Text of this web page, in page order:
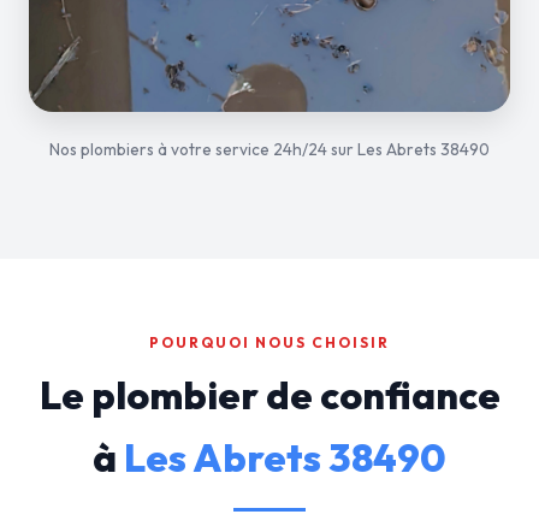
Nos plombiers à votre service 24h/24 sur Les Abrets 38490
POURQUOI NOUS CHOISIR
Le plombier de confiance
à Les Abrets 38490